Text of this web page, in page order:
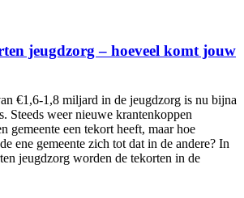
jeugdzorg – hoeveel komt jouw
€1,6-1,8 miljard in de jeugdzorg is nu bijna
Steeds weer nieuwe krantenkoppen
gemeente een tekort heeft, maar hoe
ene gemeente zich tot dat in de andere? In
jeugdzorg worden de tekorten in de